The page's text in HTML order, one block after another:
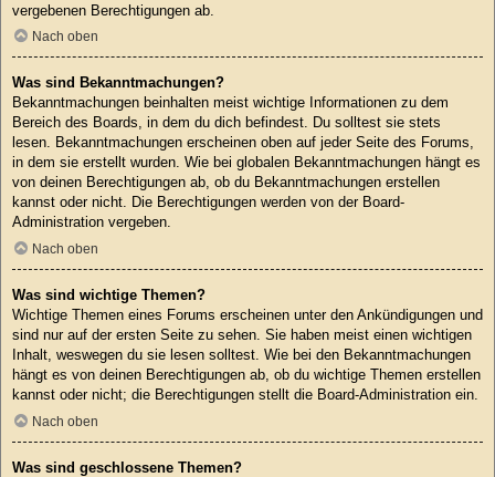
vergebenen Berechtigungen ab.
Nach oben
Was sind Bekanntmachungen?
Bekanntmachungen beinhalten meist wichtige Informationen zu dem
Bereich des Boards, in dem du dich befindest. Du solltest sie stets
lesen. Bekanntmachungen erscheinen oben auf jeder Seite des Forums,
in dem sie erstellt wurden. Wie bei globalen Bekanntmachungen hängt es
von deinen Berechtigungen ab, ob du Bekanntmachungen erstellen
kannst oder nicht. Die Berechtigungen werden von der Board-
Administration vergeben.
Nach oben
Was sind wichtige Themen?
Wichtige Themen eines Forums erscheinen unter den Ankündigungen und
sind nur auf der ersten Seite zu sehen. Sie haben meist einen wichtigen
Inhalt, weswegen du sie lesen solltest. Wie bei den Bekanntmachungen
hängt es von deinen Berechtigungen ab, ob du wichtige Themen erstellen
kannst oder nicht; die Berechtigungen stellt die Board-Administration ein.
Nach oben
Was sind geschlossene Themen?